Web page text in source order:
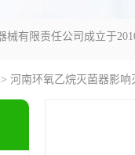
> 河南环氧乙烷灭菌器影响